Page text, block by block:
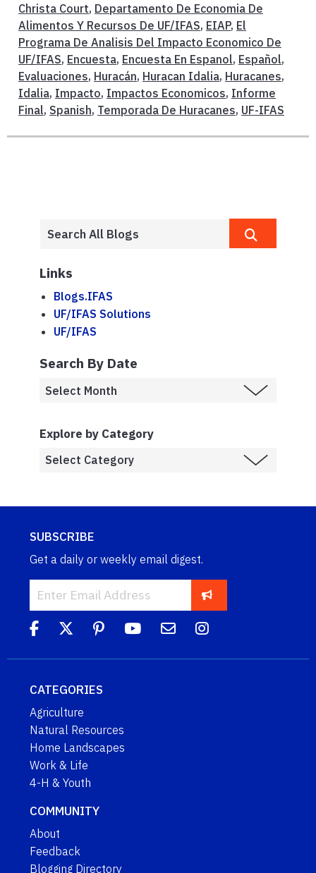
Christa Court, Departamento De Economia De
Alimentos Y Recursos De UF/IFAS, EIAP, El
Programa De Analisis Del Impacto Economico De
UF/IFAS, Encuesta, Encuesta En Espanol, Español,
Evaluaciones, Huracán, Huracan Idalia, Huracanes,
Idalia, Impacto, Impactos Economicos, Informe
Final, Spanish, Temporada De Huracanes, UF-IFAS
Links
Blogs.IFAS
UF/IFAS Solutions
UF/IFAS
Search By Date
Explore by Category
SUBSCRIBE
Get a daily or weekly email digest.
CATEGORIES
Agriculture
Natural Resources
Home Landscapes
Work & Life
4-H & Youth
COMMUNITY
About
Feedback
Blogging Directory